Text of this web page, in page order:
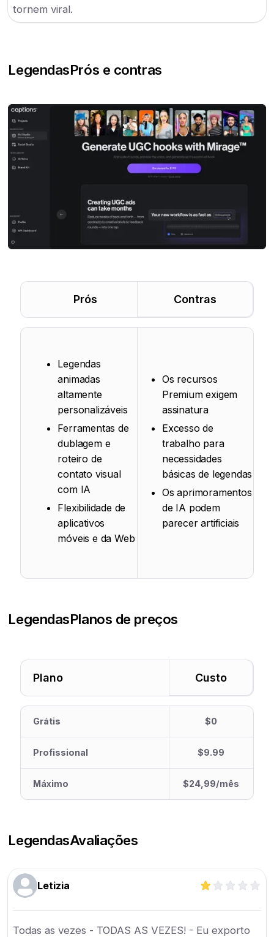
tornem viral.
LegendasPrós e contras
Prós Contras
Legendas
animadas
altamente
personalizáveis
Ferramentas de
dublagem e
roteiro de
contato visual
com IA
Flexibilidade de
aplicativos
móveis e da Web
Os recursos
Premium exigem
assinatura
Excesso de
trabalho para
necessidades
básicas de legendas
Os aprimoramentos
de IA podem
parecer artificiais
LegendasPlanos de preços
Plano Custo
Grátis $0
Profissional $9.99
Máximo $24,99/mês
LegendasAvaliações
Letizia
Todas as vezes - TODAS AS VEZES! - Eu exporto